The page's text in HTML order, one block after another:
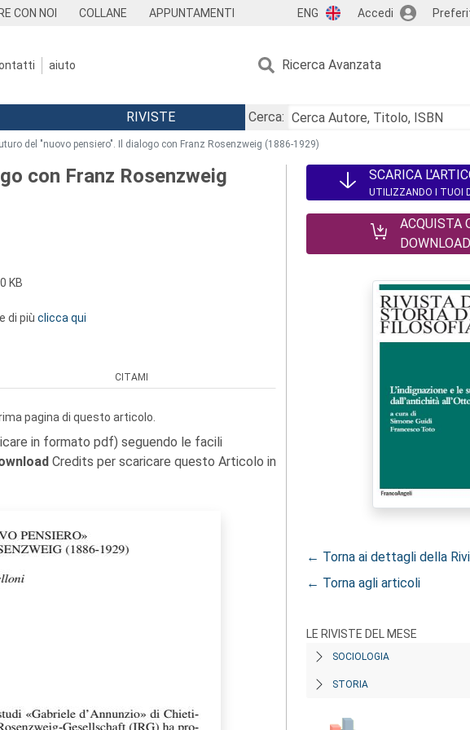
CON NOI COLLANE APPUNTAMENTI ENG Accedi
aiuto Ricerca Avanzata
RIVISTE
Cerca:
del "nuovo pensiero". Il dialogo con Franz Rosenzweig (1886-1929)
con Franz Rosenzweig
KB
di più clicca qui
CITAMI
pagina di questo articolo.
in formato pdf) seguendo le facili
Credits per scaricare questo Articolo in
SCARICA
UTILIZZANDO I TUOI
ACQUISTA
← Torna ai dettagli della
← Torna agli articoli
LE RIVISTE DEL MESE
SOCIOLOGIA
STORIA